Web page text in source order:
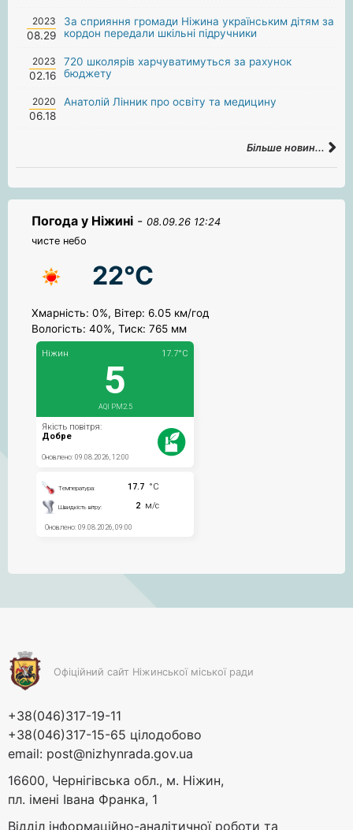
2023
08.29
За сприяння громади Ніжина українським дітям за
кордон передали шкільні підручники
2023
02.16
720 школярів харчуватимуться за рахунок
бюджету
2020
06.18
Анатолій Лінник про освіту та медицину
Більше новин...
Погода у Ніжині - 08.09.26 12:24
чисте небо
22°C
Хмарність: 0%, Вітер: 6.05 км/год
Вологість: 40%, Тиск: 765 мм
Офіційний сайт Ніжинської міської ради
+38(046)317-19-11
+38(046)317-15-65 цілодобово
email: post@nizhynrada.gov.ua
16600, Чернігівська обл., м. Ніжин,
пл. імені Івана Франка, 1
Відділ інформаційно-аналітичної роботи та